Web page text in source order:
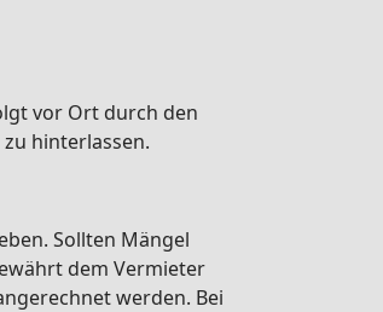
vor Ort durch den
hinterlassen.
Sollten Mängel
dem Vermieter
werden. Bei